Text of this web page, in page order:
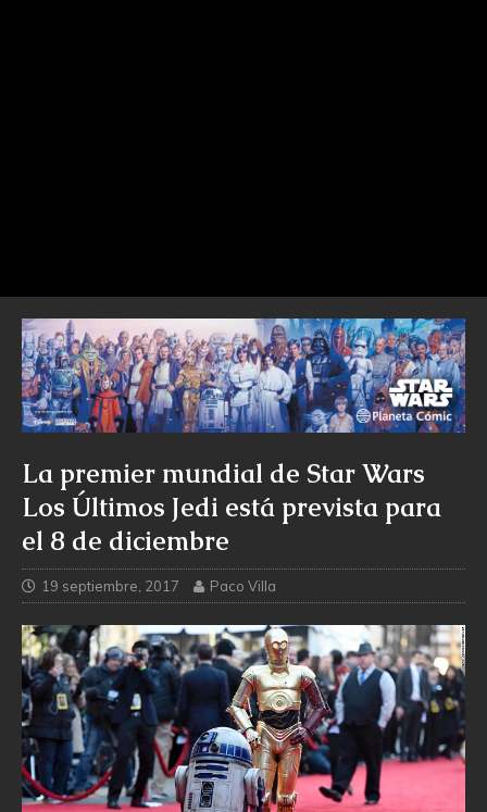
La premier mundial de Star Wars
Los Últimos Jedi está prevista para
el 8 de diciembre
19 septiembre, 2017 Paco Villa